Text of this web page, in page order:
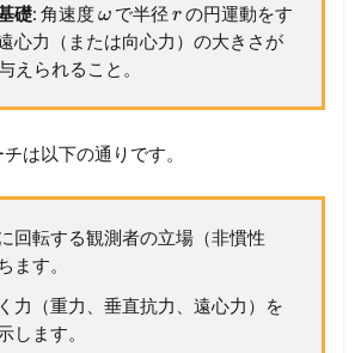
礎: 角速度ωで半径 rの円運動をす
心力（または向心力）の大きさが
えられること。
は以下の通りです。
回転する観測者の立場（非慣性
ます。
力（重力、垂直抗力、遠心力）を
します。